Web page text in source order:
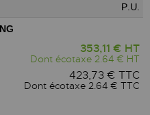
P.U.
353,11 € HT
Dont écotaxe 2.64 € HT
423,73 € TTC
Dont écotaxe 2.64 € TTC